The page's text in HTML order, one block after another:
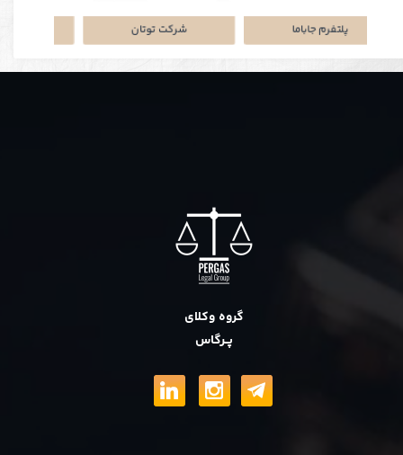
شرکت توتان پلتفرم جاباما
گروه وکلای
پــرگاس